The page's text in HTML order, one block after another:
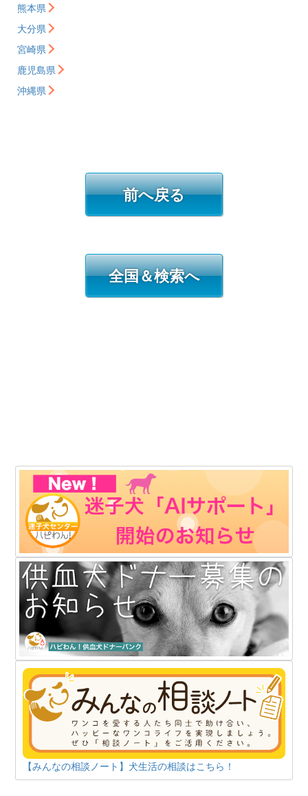
熊本県
大分県
宮崎県
鹿児島県
沖縄県
前へ戻る
全国＆検索へ
【みんなの相談ノート】犬生活の相談はこちら！